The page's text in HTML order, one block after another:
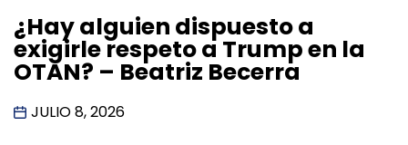
¿Hay alguien dispuesto a
exigirle respeto a Trump en la
OTAN? – Beatriz Becerra
JULIO 8, 2026